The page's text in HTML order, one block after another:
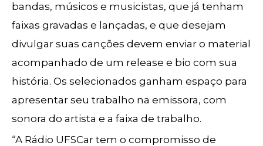
bandas, músicos e musicistas, que já tenham
faixas gravadas e lançadas, e que desejam
divulgar suas canções devem enviar o material
acompanhado de um release e bio com sua
história. Os selecionados ganham espaço para
apresentar seu trabalho na emissora, com
sonora do artista e a faixa de trabalho.
“A Rádio UFSCar tem o compromisso de